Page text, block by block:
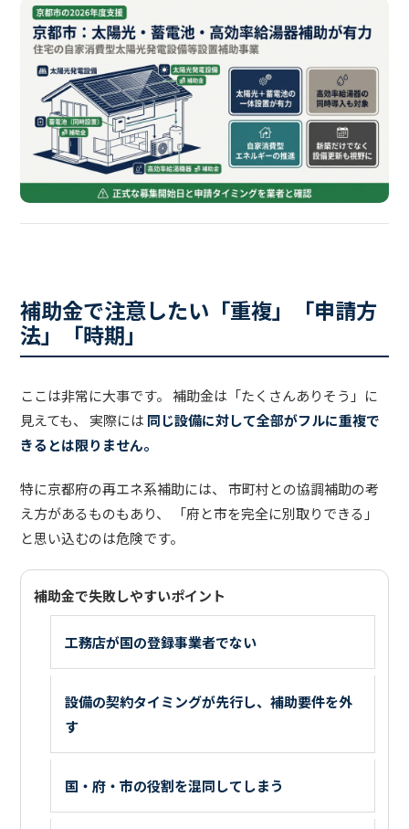
補助金で注意したい「重複」「申請方
法」「時期」
ここは非常に大事です。 補助金は「たくさんありそう」に
見えても、 実際には 同じ設備に対して全部がフルに重複で
きるとは限りません。
特に京都府の再エネ系補助には、 市町村との協調補助の考
え方があるものもあり、 「府と市を完全に別取りできる」
と思い込むのは危険です。
補助金で失敗しやすいポイント
工務店が国の登録事業者でない
設備の契約タイミングが先行し、補助要件を外
す
国・府・市の役割を混同してしまう